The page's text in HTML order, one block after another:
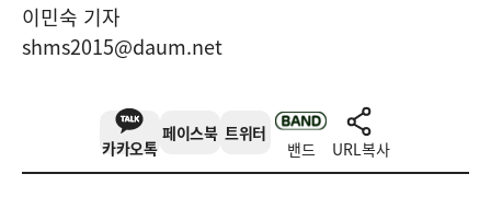
이민숙 기자
shms2015@daum.net
카카오톡
페이스북 트위터
밴드 URL복사